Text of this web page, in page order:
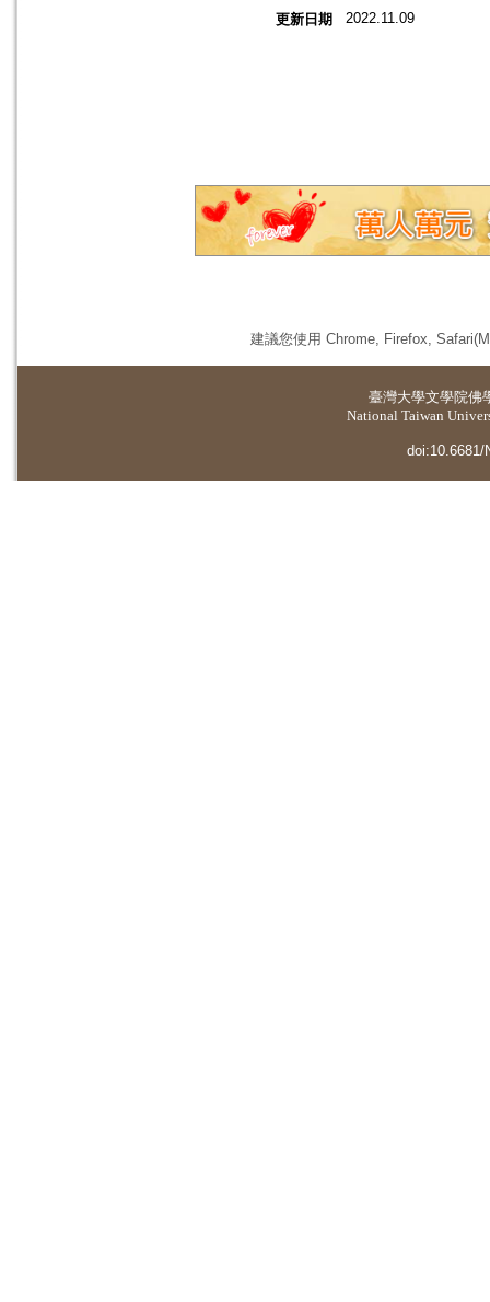
更新日期 2022.11.09
建議您使用 Chrome, Firefox,
臺灣大學文學院佛
National Taiwan
doi:10.6681/